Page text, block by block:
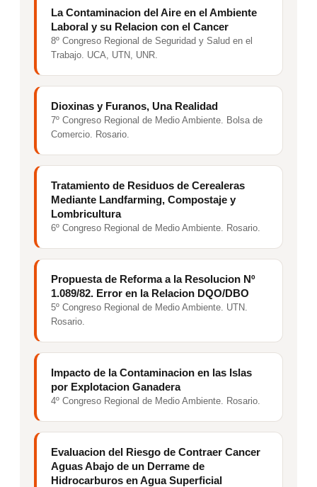
La Contaminacion del Aire en el Ambiente
Laboral y su Relacion con el Cancer
8º Congreso Regional de Seguridad y Salud en el
Trabajo. UCA, UTN, UNR.
Dioxinas y Furanos, Una Realidad
7º Congreso Regional de Medio Ambiente. Bolsa de
Comercio. Rosario.
Tratamiento de Residuos de Cerealeras
Mediante Landfarming, Compostaje y
Lombricultura
6º Congreso Regional de Medio Ambiente. Rosario.
Propuesta de Reforma a la Resolucion Nº
1.089/82. Error en la Relacion DQO/DBO
5º Congreso Regional de Medio Ambiente. UTN.
Rosario.
Impacto de la Contaminacion en las Islas
por Explotacion Ganadera
4º Congreso Regional de Medio Ambiente. Rosario.
Evaluacion del Riesgo de Contraer Cancer
Aguas Abajo de un Derrame de
Hidrocarburos en Agua Superficial